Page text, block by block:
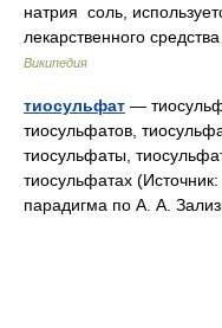
натрия соль,
лекарственного
Википедия
тиосульфат —
тиосульфатов,
тиосульфаты,
тиосульфатах
парадигма по А. А.